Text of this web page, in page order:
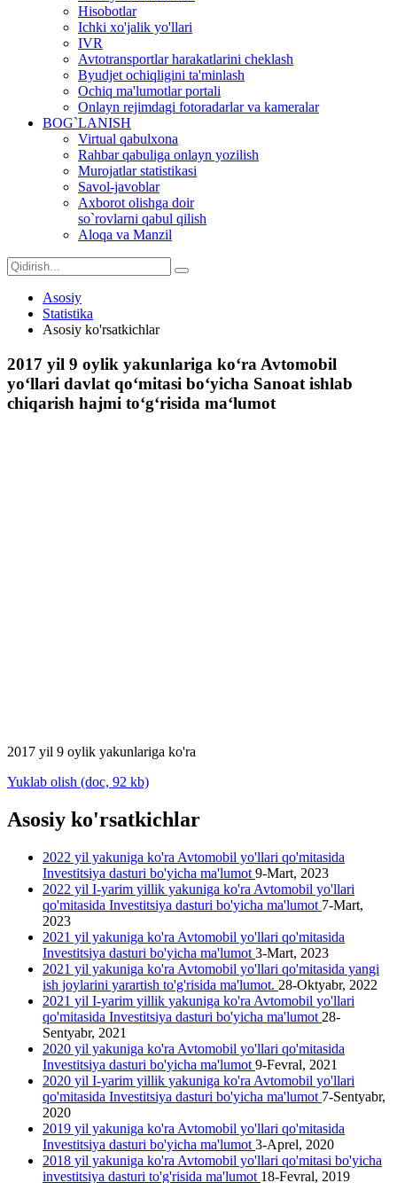
Hisobotlar
Ichki xo'jalik yo'llari
IVR
Avtotransportlar harakatlarini cheklash
Byudjet ochiqligini ta'minlash
Ochiq ma'lumotlar portali
Onlayn rejimdagi fotoradarlar va kameralar
BOG`LANISH
Virtual qabulxona
Rahbar qabuliga onlayn yozilish
Murojatlar statistikasi
Savol-javoblar
Axborot olishga doir
so`rovlarni qabul qilish
Aloqa va Manzil
Asosiy
Statistika
Asosiy ko'rsatkichlar
2017 yil 9 oylik yakunlariga ko‘ra Avtomobil
yo‘llari davlat qo‘mitasi bo‘yicha Sanoat ishlab
chiqarish hajmi to‘g‘risida ma‘lumot
2017 yil 9 oylik yakunlariga ko'ra
Yuklab olish (doc, 92 kb)
Asosiy ko'rsatkichlar
2022 yil yakuniga ko'ra Avtomobil yo'llari qo'mitasida
Investitsiya dasturi bo'yicha ma'lumot 9-Mart, 2023
2022 yil I-yarim yillik yakuniga ko'ra Avtomobil yo'llari
qo'mitasida Investitsiya dasturi bo'yicha ma'lumot 7-Mart,
2023
2021 yil yakuniga ko'ra Avtomobil yo'llari qo'mitasida
Investitsiya dasturi bo'yicha ma'lumot 3-Mart, 2023
2021 yil yakuniga ko'ra Avtomobil yo'llari qo'mitasida yangi
ish joylarini yarartish to'g'risida ma'lumot. 28-Oktyabr, 2022
2021 yil I-yarim yillik yakuniga ko'ra Avtomobil yo'llari
qo'mitasida Investitsiya dasturi bo'yicha ma'lumot 28-
Sentyabr, 2021
2020 yil yakuniga ko'ra Avtomobil yo'llari qo'mitasida
Investitsiya dasturi bo'yicha ma'lumot 9-Fevral, 2021
2020 yil I-yarim yillik yakuniga ko'ra Avtomobil yo'llari
qo'mitasida Investitsiya dasturi bo'yicha ma'lumot 7-Sentyabr,
2020
2019 yil yakuniga ko'ra Avtomobil yo'llari qo'mitasida
Investitsiya dasturi bo'yicha ma'lumot 3-Aprel, 2020
2018 yil yakuniga ko'ra Avtomobil yo'llari qo'mitasi bo'yicha
investitsiya dasturi to'g'risida ma'lumot 18-Fevral, 2019